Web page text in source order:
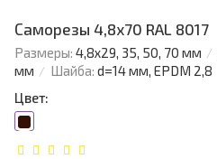
Саморезы 4,8х70 RAL 8017
Размеры: 4,8х29, 35, 50, 70 мм
мм
Шайба: d=14 мм, EPDM 2,8
Цвет: